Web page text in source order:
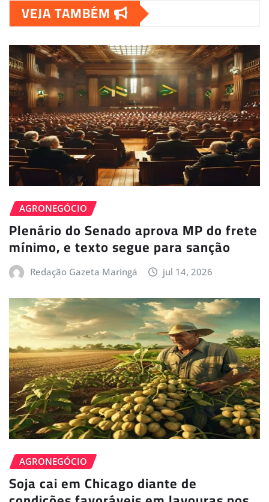
VEJA TAMBÉM
AGRONEGÓCIO
Plenário do Senado aprova MP do frete
mínimo, e texto segue para sanção
Redação Gazeta Maringá jul 14, 2026
AGRONEGÓCIO
Soja cai em Chicago diante de